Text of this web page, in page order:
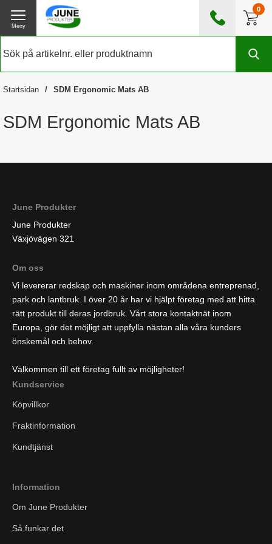
0
0476 - 185560
Meny
Startsidan SDM Ergonomic Mats AB
SDM Ergonomic Mats AB
June Produkter
June Produkter
Växjövägen 321
Om oss
Vi levererar redskap och maskiner inom områdena entreprenad,
park och lantbruk. I över 20 år har vi hjälpt företag med att hitta
rätt produkt till deras jordbruk. Vårt stora kontaktnät inom
Europa, gör det möjligt att uppfylla nästan alla våra kunders
önskemål och behov.
Välkommen till ett företag fullt av möjligheter!
Kundservice
Köpvillkor
Fraktinformation
Kundtjänst
Information
Om June Produkter
Så funkar det